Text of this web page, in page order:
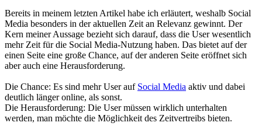
Bereits in meinem letzten Artikel habe ich erläutert, weshalb Social
Media besonders in der aktuellen Zeit an Relevanz gewinnt. Der
Kern meiner Aussage bezieht sich darauf, dass die User wesentlich
mehr Zeit für die Social Media-Nutzung haben. Das bietet auf der
einen Seite eine große Chance, auf der anderen Seite eröffnet sich
aber auch eine Herausforderung.
Die Chance: Es sind mehr User auf Social Media aktiv und dabei
deutlich länger online, als sonst.
Die Herausforderung: Die User müssen wirklich unterhalten
werden, man möchte die Möglichkeit des Zeitvertreibs bieten.